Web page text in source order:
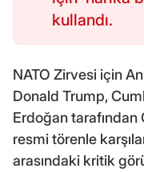
kullandı.
NATO Zirvesi için
Donald Trump,
Erdoğan tarafından
resmi törenle
arasındaki kritik